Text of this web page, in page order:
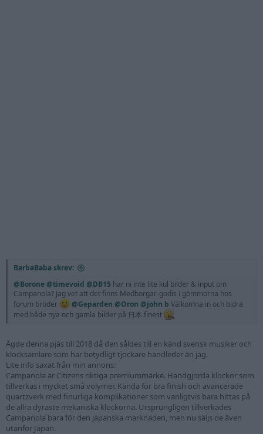
BarbaBaba skrev:
@Borone @timevoid @DB15 har ni inte lite kul bilder & input om
Campanola? Jag vet att det finns Medborgar-godis i gömmorna hos
forum bröder
@Geparden @Oron @john b Välkomna in och bidra
med både nya och gamla bilder på 日本 finest
Ägde denna pjäs till 2018 då den såldes till en känd svensk musiker och
klocksamlare som har betydligt tjockare handleder än jag.
Lite info saxat från min annons:
Campanola är Citizens riktiga premiummärke. Handgjorda klockor som
tillverkas i mycket små volymer. Kända för bra finish och avancerade
quartzverk med finurliga komplikationer som vanligtvis bara hittas på
de allra dyraste mekaniska klockorna. Ursprungligen tillverkades
Campanola bara för den japanska marknaden, men nu säljs de även
utanför Japan.